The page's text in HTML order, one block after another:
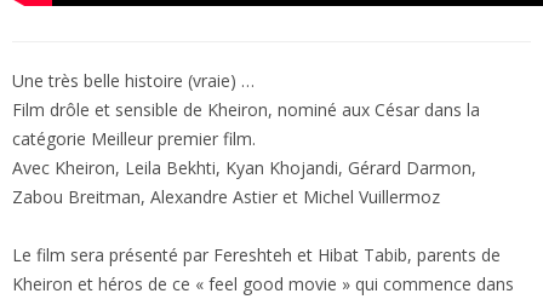
Une très belle histoire (vraie) …
Film drôle et sensible de Kheiron, nominé aux César dans la
catégorie Meilleur premier film.
Avec Kheiron, Leila Bekhti, Kyan Khojandi, Gérard Darmon,
Zabou Breitman, Alexandre Astier et Michel Vuillermoz
Le film sera présenté par Fereshteh et Hibat Tabib, parents de
Kheiron et héros de ce « feel good movie » qui commence dans